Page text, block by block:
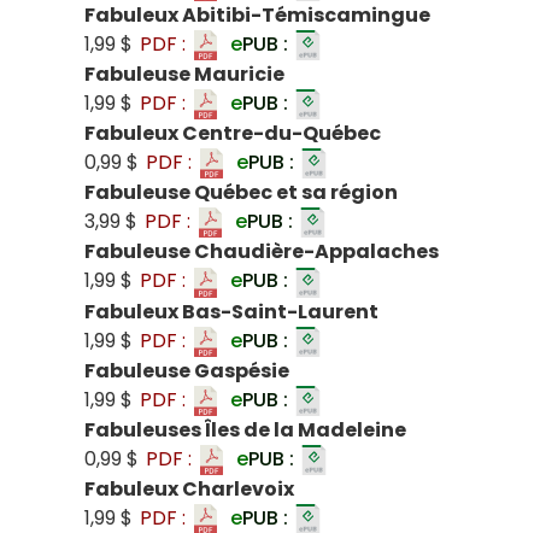
Fabuleux Abitibi-Témiscamingue
1,99 $ PDF : ePUB :
Fabuleuse Mauricie
1,99 $ PDF : ePUB :
Fabuleux Centre-du-Québec
0,99 $ PDF : ePUB :
Fabuleuse Québec et sa région
3,99 $ PDF : ePUB :
Fabuleuse Chaudière-Appalaches
1,99 $ PDF : ePUB :
Fabuleux Bas-Saint-Laurent
1,99 $ PDF : ePUB :
Fabuleuse Gaspésie
1,99 $ PDF : ePUB :
Fabuleuses Îles de la Madeleine
0,99 $ PDF : ePUB :
Fabuleux Charlevoix
1,99 $ PDF : ePUB :